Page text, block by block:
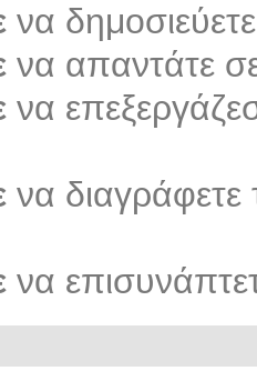
να
να απαντάτε
να
να διαγράφετε
να